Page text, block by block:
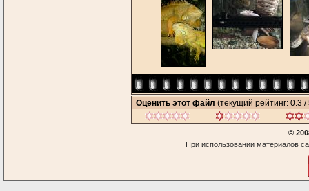
Оценить этот файл (текущий рейтинг: 0.3 /
©
При использовании материалов